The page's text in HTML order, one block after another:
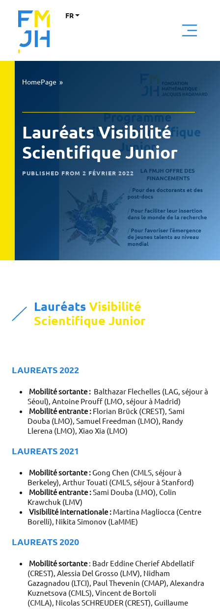
FR
HomePage »
Lauréats Visibilité
Scientifique Junior
PUBLISHED FROM 2 FÉVRIER 2022
Lauréats Visibilité
Scientifique Junior
LAUREATS 2022
Mobilité sortante : Balthazar Flechelles (LAG, séjour à
Séoul), Antoine Prouff (LMO, séjour à Madrid)
Mobilité entrante : Florian Brück (CREST), Sami
Douba (LMO), Samuel Freedman (LMO), Randy
Llerena (LMO), Xiao Xia (LMO)
LAUREATS 2021
Mobilité sortante :Gong Chen (CMLS, séjour à
Berkeley), Arthur Touati (CMLS, séjour à Stanford)
Mobilité entrante :Sami Douba (LMO), Colin
Krawchuk (LMV)
Visibilité internationale : Martina Magliocca (Centre
Borelli), Nikita Simonov (LaMME)
LAUREATS 2020
Mobilité sortante: Badr Eddine Cherief Abdellatif
(CREST), Alessia Del Grosso (LMV), Nidham
Gazagnadou (LTCI), Paul Thevenin (CMAP), Alexandra
Kuznetsova (CMLS), Vincent de Bortoli
(CMLA), Nicolas SCHREUDER (CREST), Guillaume